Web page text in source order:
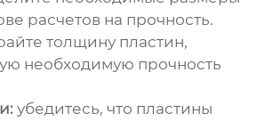
расчетов на прочность.
толщину пластин,
необходимую прочность
убедитесь, что пластины